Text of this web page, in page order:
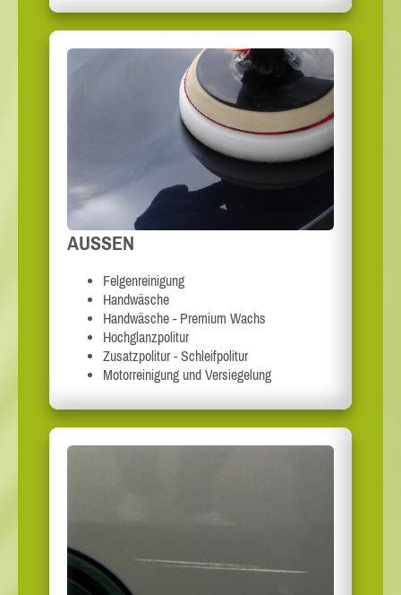
AUSSEN
Felgenreinigung
Handwäsche
Handwäsche - Premium Wachs
Hochglanzpolitur
Zusatzpolitur - Schleifpolitur
Motorreinigung und Versiegelung